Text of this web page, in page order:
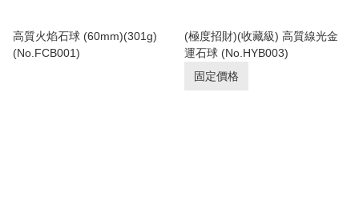
高質火焰石球 (60mm)(301g)
(No.FCB001)
(極度招財)(收藏級) 高質線光金
運石球 (No.HYB003)
固定價格